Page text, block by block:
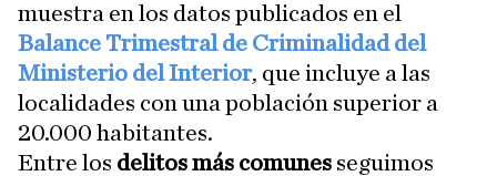
muestra en los datos publicados en el
Balance Trimestral de Criminalidad del
Ministerio del Interior, que incluye a las
localidades con una población superior a
20.000 habitantes.
Entre los delitos más comunes seguimos